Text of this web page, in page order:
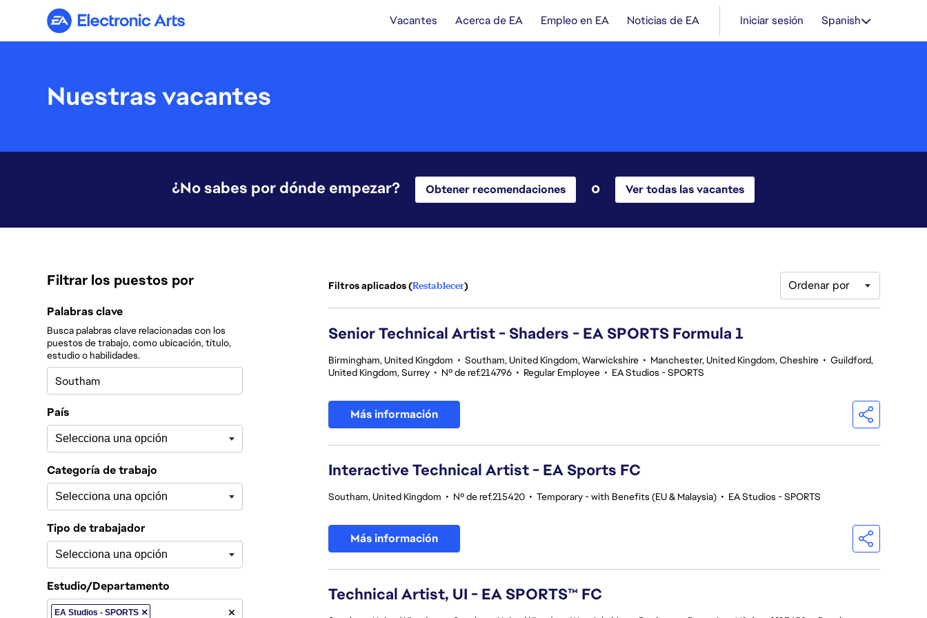
Electronic Arts Vacantes Acerca de EA Empleo en EA Noticias de EA Iniciar sesión Spanish
Nuestras vacantes
¿No sabes por dónde empezar? Obtener recomendaciones o Ver todas las vacantes
Filtrar los puestos por
Filtrar los puestos por
Palabras clave
Busca palabras clave relacionadas con los
puestos de trabajo, como ubicación, título,
estudio o habilidades.
País
Categoría de trabajo
Tipo de trabajador
Estudio/Departamento
×
EA Studios - SPORTS
3 Resultados
Filtros aplicados (Restablecer) Ordenar por
Senior Technical Artist - Shaders - EA SPORTS Formula 1
Birmingham, United Kingdom • Southam, United Kingdom, Warwickshire • Manchester, United Kingdom, Cheshire • Guildford,
United Kingdom, Surrey • Nº de ref.214796 • Regular Employee • EA Studios - SPORTS
Más información
Interactive Technical Artist - EA Sports FC
Southam, United Kingdom • Nº de ref.215420 • Temporary - with Benefits (EU & Malaysia) • EA Studios - SPORTS
Más información
Technical Artist, UI - EA SPORTS™ FC